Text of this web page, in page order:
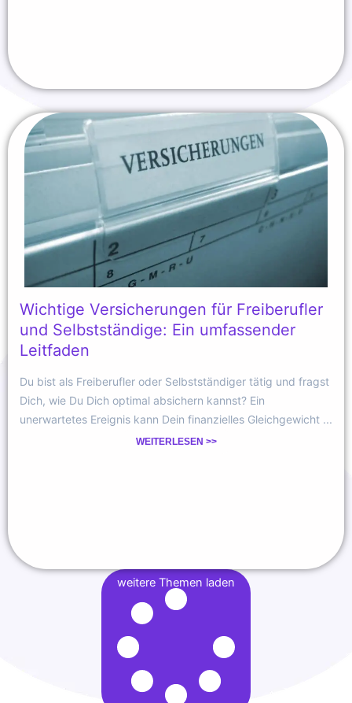
Wichtige Versicherungen für Freiberufler
und Selbstständige: Ein umfassender
Leitfaden
Du bist als Freiberufler oder Selbstständiger tätig und fragst
Dich, wie Du Dich optimal absichern kannst? Ein
unerwartetes Ereignis kann Dein finanzielles Gleichgewicht ...
WEITERLESEN >>
weitere Themen laden